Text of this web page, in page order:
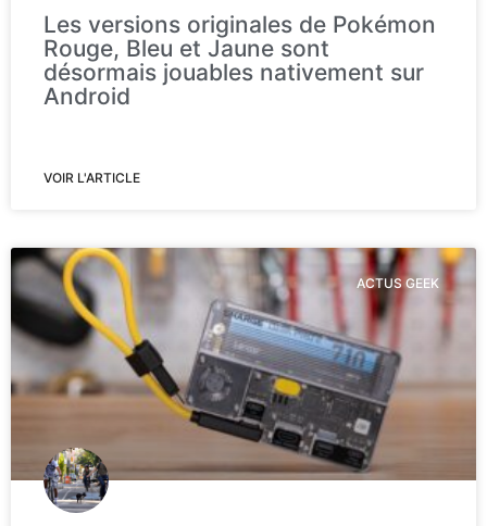
Les versions originales de Pokémon
Rouge, Bleu et Jaune sont
désormais jouables nativement sur
Android
VOIR L'ARTICLE
ACTUS GEEK